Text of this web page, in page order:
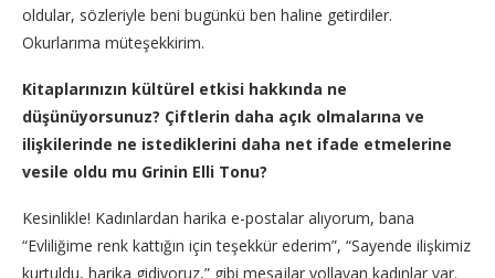
oldular, sözleriyle beni bugünkü ben haline getirdiler.
Okurlarıma müteşekkirim.
Kitaplarınızın kültürel etkisi hakkında ne
düşünüyorsunuz? Çiftlerin daha açık olmalarına ve
ilişkilerinde ne istediklerini daha net ifade etmelerine
vesile oldu mu Grinin Elli Tonu?
Kesinlikle! Kadınlardan harika e-postalar alıyorum, bana
“Evliliğime renk kattığın için teşekkür ederim”, “Sayende ilişkimiz
kurtuldu, harika gidiyoruz,” gibi mesajlar yollayan kadınlar var.